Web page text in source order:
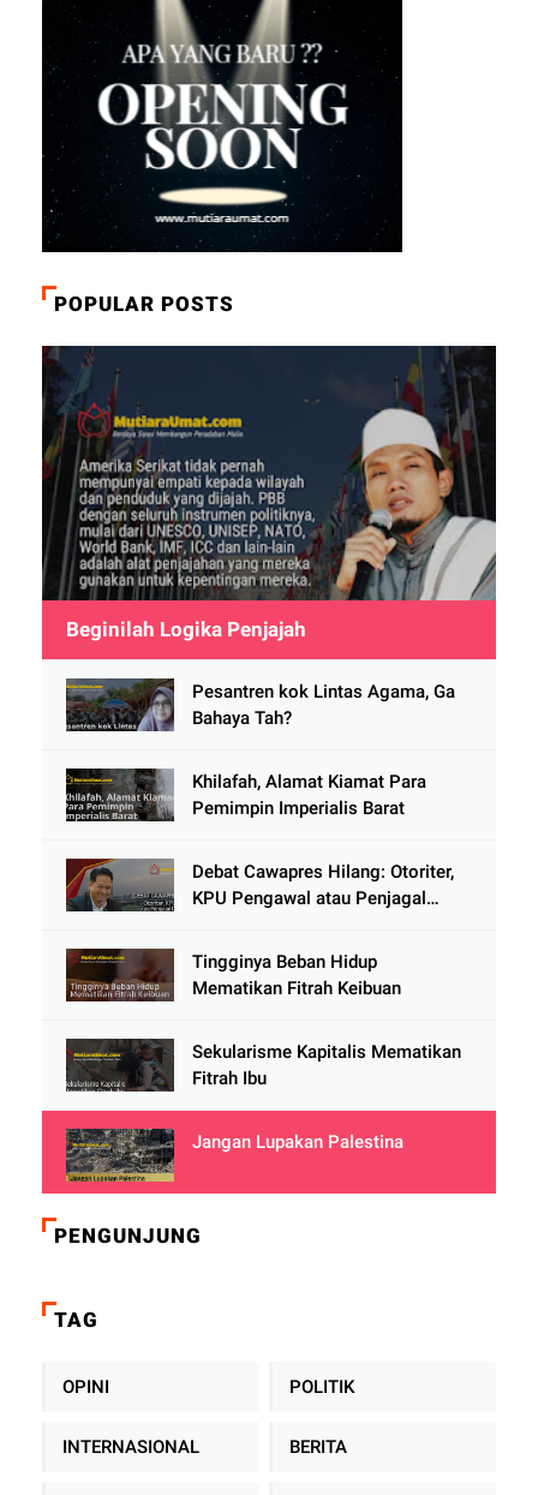
POPULAR POSTS
Beginilah Logika Penjajah
Pesantren kok Lintas Agama, Ga
Bahaya Tah?
Khilafah, Alamat Kiamat Para
Pemimpin Imperialis Barat
Debat Cawapres Hilang: Otoriter,
KPU Pengawal atau Penjagal
Tingginya Beban Hidup
Mematikan Fitrah Keibuan
Sekularisme Kapitalis Mematikan
Fitrah Ibu
Jangan Lupakan Palestina
PENGUNJUNG
TAG
OPINI POLITIK
INTERNASIONAL BERITA